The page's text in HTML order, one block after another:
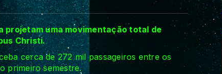
projetam uma movimentação total de
Christi.
cerca de 272 mil passageiros entre os
primeiro semestre.